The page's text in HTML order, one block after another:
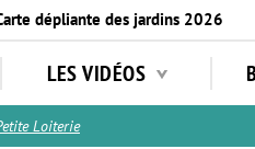
dépliante des jardins 2026
LES VIDÉOS
Loiterie